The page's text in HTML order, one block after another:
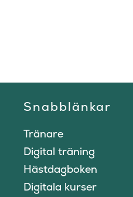
Snabblänkar
Tränare
Digital träning
Hästdagboken
Digitala kurser